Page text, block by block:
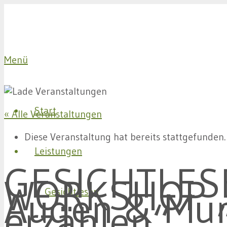
Menü
Start
Leistungen
Gesichtlesen
« Alle Veranstaltungen
Diese Veranstaltung hat bereits stattgefunden.
WORKSHOP
Augen &